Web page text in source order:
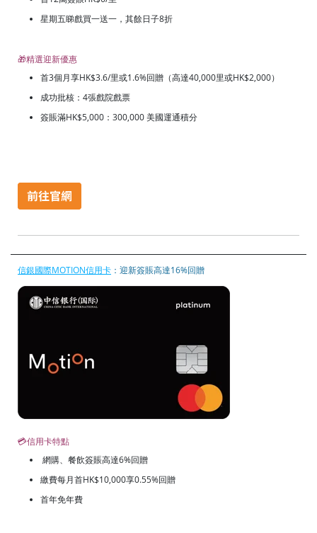
星期五睇戲買一送一，其餘日子8折
🎁精選迎新優惠
首3個月享HK$3.6/里或1.6%回贈（高達40,000里或HK$2,000）
成功批核：4張戲院戲票
簽賬滿HK$5,000：300,000 美國運通積分
信銀國際MOTION信用卡 ：迎新簽賬高達16%回贈
💳信用卡特點
網購、餐飲簽賬高達6%回贈
繳費每月首HK$10,000享0.55%回贈
首年免年費